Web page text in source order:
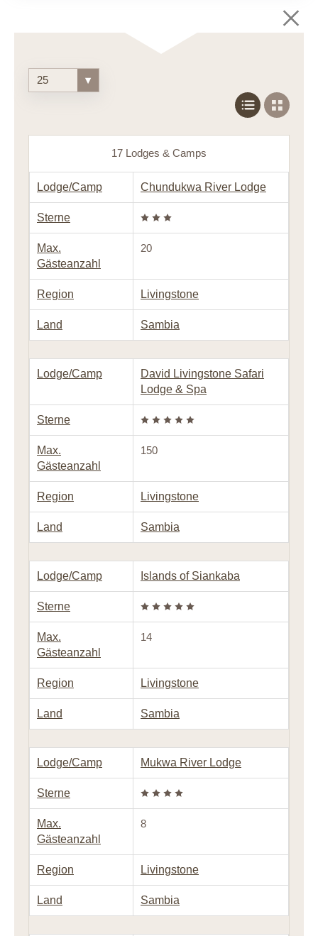
25 ▾
17 Lodges & Camps
Lodge/Camp Chundukwa River Lodge
Sterne
Max.
Gästeanzahl
20
Region Livingstone
Land Sambia
Lodge/Camp
David Livingstone Safari
Lodge & Spa
Sterne
Max.
Gästeanzahl
150
Region Livingstone
Land Sambia
Lodge/Camp Islands of Siankaba
Sterne
Max.
Gästeanzahl
14
Region Livingstone
Land Sambia
Lodge/Camp Mukwa River Lodge
Sterne
Max.
Gästeanzahl
8
Region Livingstone
Land Sambia